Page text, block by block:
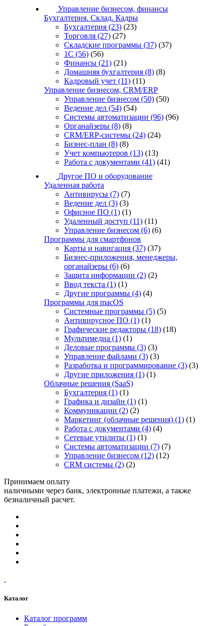
Управление бизнесом, финансы
Бухгалтерия. Склад. Кадры
Бухгалтерия (23) (23)
Торговля (27) (27)
Складские программы (37) (37)
1С (56) (56)
Финансы (21) (21)
Домашняя бухгалтерия (8) (8)
Кадровый учет (11) (11)
Управление бизнесом, CRM/ERP
Управление бизнесом (50) (50)
Ведение дел (54) (54)
Системы автоматизации (96) (96)
Органайзеры (8) (8)
CRM/ERP-системы (24) (24)
Бизнес-план (8) (8)
Учет компьютеров (13) (13)
Работа с документами (41) (41)
Другое ПО и оборудование
Удаленная работа
Антивирусы (7) (7)
Ведение дел (3) (3)
Офисное ПО (1) (1)
Удаленный доступ (11) (11)
Управление бизнесом (6) (6)
Программы для смартфонов
Карты и навигация (37) (37)
Бизнес-приложения, менеджеры,
органайзеры (6) (6)
Защита информации (2) (2)
Ввод текста (1) (1)
Другие программы (4) (4)
Программы для macOS
Системные программы (5) (5)
Антивирусное ПО (1) (1)
Графические редакторы (18) (18)
Мультимедиа (1) (1)
Деловые программы (3) (3)
Управление файлами (3) (3)
Разработка и программирование (3) (3)
Другие приложения (1) (1)
Облачные решения (SaaS)
Бухгалтерия (1) (1)
Графика и дизайн (1) (1)
Коммуникации (2) (2)
Маркетинг (облачные решения) (1) (1)
Работа с документами (4) (4)
Сетевые утилиты (1) (1)
Системы автоматизации (7) (7)
Управление бизнесом (12) (12)
CRM системы (2) (2)
Принимаем оплату
наличными через банк, электронные платежи, а также
безналичный расчет.
Каталог
Каталог программ